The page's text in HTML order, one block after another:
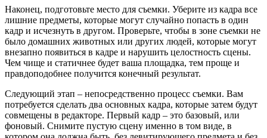
Наконец, подготовьте место для съемки. Уберите из кадра все
лишние предметы, которые могут случайно попасть в один
кадр и исчезнуть в другом. Проверьте, чтобы в зоне съемки не
было домашних животных или других людей, которые могут
внезапно появиться в кадре и нарушить целостность сцены.
Чем чище и статичнее будет ваша площадка, тем проще и
правдоподобнее получится конечный результат.
Следующий этап – непосредственно процесс съемки. Вам
потребуется сделать два основных кадра, которые затем будут
совмещены в редакторе. Первый кадр – это базовый, или
фоновый. Снимите пустую сцену именно в том виде, в